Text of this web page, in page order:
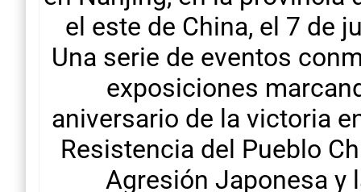
el este de China, el 7 de
Una serie de eventos
exposiciones
aniversario de la victoria
Resistencia del Pueblo
Agresión Japonesa y